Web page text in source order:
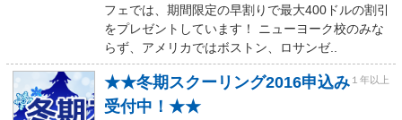
フェでは、期間限定の早割りで最大400ドルの割引
をプレゼントしています！ ニューヨーク校のみな
らず、アメリカではボストン、ロサンゼ..
★★冬期スクーリング2016申込み
受付中！★★
１年以上